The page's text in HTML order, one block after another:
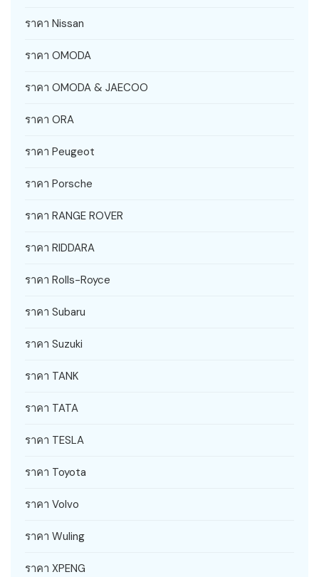
ราคา Nissan
ราคา OMODA
ราคา OMODA & JAECOO
ราคา ORA
ราคา Peugeot
ราคา Porsche
ราคา RANGE ROVER
ราคา RIDDARA
ราคา Rolls-Royce
ราคา Subaru
ราคา Suzuki
ราคา TANK
ราคา TATA
ราคา TESLA
ราคา Toyota
ราคา Volvo
ราคา Wuling
ราคา XPENG